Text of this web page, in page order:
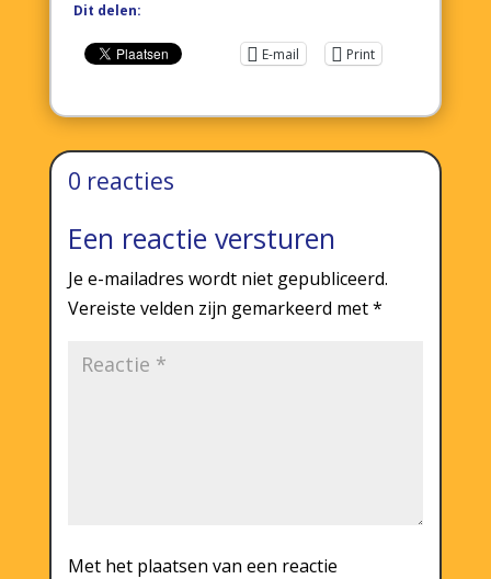
Dit delen:
E-mail Print
0 reacties
Een reactie versturen
Je e-mailadres wordt niet gepubliceerd.
Vereiste velden zijn gemarkeerd met*
Met het plaatsen van een reactie